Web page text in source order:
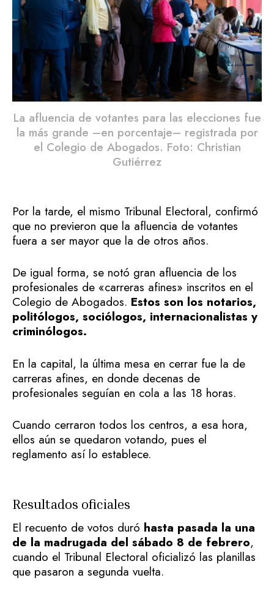
La afluencia de votantes para las elecciones fue
la más grande –en porcentaje– registrada por
el Colegio de Abogados. Foto: Christian
Gutiérrez
Por la tarde, el mismo Tribunal Electoral, confirmó
que no previeron que la afluencia de votantes
fuera a ser mayor que la de otros años.
De igual forma, se notó gran afluencia de los
profesionales de «carreras afines» inscritos en el
Colegio de Abogados. Estos son los notarios,
politólogos, sociólogos, internacionalistas y
criminólogos.
En la capital, la última mesa en cerrar fue la de
carreras afines, en donde decenas de
profesionales seguían en cola a las 18 horas.
Cuando cerraron todos los centros, a esa hora,
ellos aún se quedaron votando, pues el
reglamento así lo establece.
Resultados oficiales
El recuento de votos duró hasta pasada la una
de la madrugada del sábado 8 de febrero,
cuando el Tribunal Electoral oficializó las planillas
que pasaron a segunda vuelta.